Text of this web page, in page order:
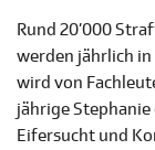
Rund 20’000
werden jährlich
wird von
jährige
Eifersucht und